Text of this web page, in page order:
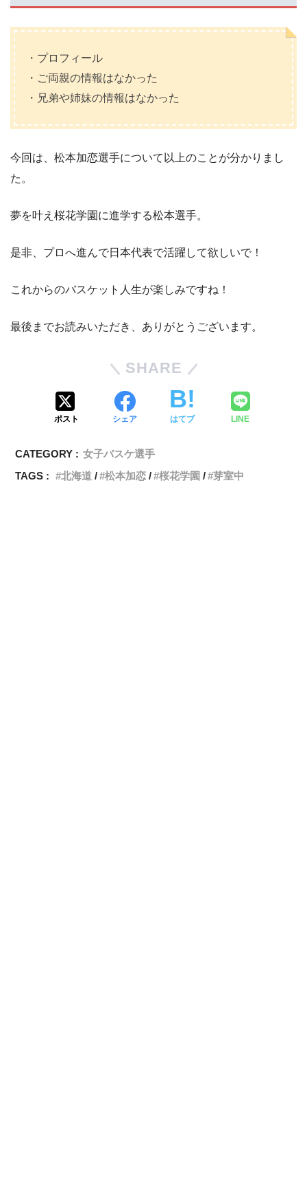
・プロフィール
・ご両親の情報はなかった
・兄弟や姉妹の情報はなかった
今回は、松本加恋選手について以上のことが分かりまし
た。
夢を叶え桜花学園に進学する松本選手。
是非、プロへ進んで日本代表で活躍して欲しいで！
これからのバスケット人生が楽しみですね！
最後までお読みいただき、ありがとうございます。
SHARE
ポスト シェア はてブ LINE
CATEGORY : 女子バスケ選手
TAGS :
北海道 松本加恋 桜花学園 芽室中